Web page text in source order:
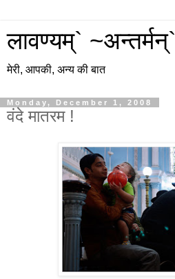
लावण्यम्` ~अन्तर्मन्`
मेरी, आपकी, अन्य की बात
Monday, December 1, 2008
वंदे मातरम !